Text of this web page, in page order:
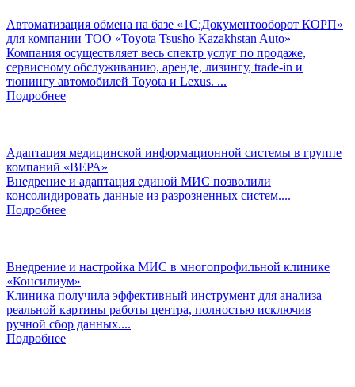
Автоматизация обмена на базе «1С:Документооборот КОРП»
для компании ТОО «Toyota Tsusho Kazakhstan Auto»
Компания осуществляет весь спектр услуг по продаже,
сервисному обслуживанию, аренде, лизингу, trade-in и
тюнингу автомобилей Toyota и Lexus. ...
Подробнее
Адаптация медицинской информационной системы в группе
компаний «ВЕРА»
Внедрение и адаптация единой МИС позволили
консолидировать данные из разрозненных систем....
Подробнее
Внедрение и настройка МИС в многопрофильной клинике
«Консилиум»
Клиника получила эффективный инструмент для анализа
реальной картины работы центра, полностью исключив
ручной сбор данных....
Подробнее